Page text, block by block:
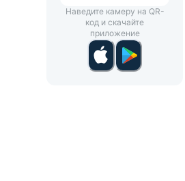
Наведите камеру на QR-
код и скачайте
приложение